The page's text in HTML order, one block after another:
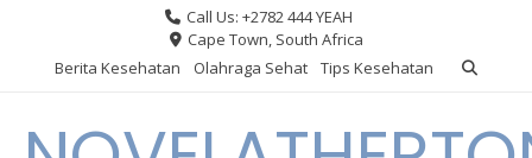
content
Call Us: +2782 444 YEAH
Cape Town, South Africa
Berita Kesehatan
Olahraga Sehat Tips Kesehatan